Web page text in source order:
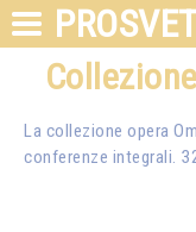
La collezione opera
conferenze integrali.